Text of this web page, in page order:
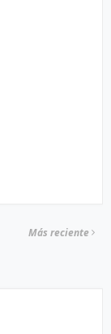
Más reciente